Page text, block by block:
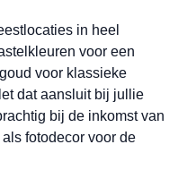
in heel
voor een
voor klassieke
dat aansluit bij jullie
bij de inkomst van
fotodecor voor de